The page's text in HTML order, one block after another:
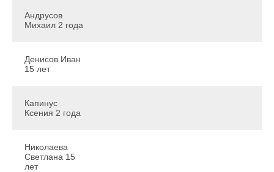
Андрусов
Михаил 2 года
Денисов Иван
15 лет
Капинус
Ксения 2 года
Николаева
Светлана 15
лет